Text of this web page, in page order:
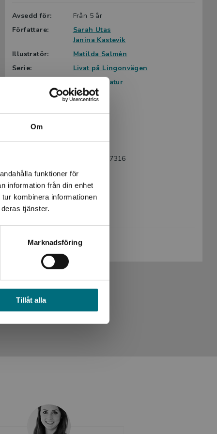
Om
funktioner för
information från din enhet
kombinera informationen
tjänster.
Marknadsföring
Tillåt alla
Avsedd för:
Från 5 år
Författare:
Sarah Utas
Janina Kastevik
Illustratör:
Matilda Salmén
Serie:
Livat på Lingonvägen
Djur och natur
Humor
Vänskap
Språk:
Svenska
Lättlästnivå:
LIX:
8
9789179877316
Utgivningsår:
2022
Artikelnummer:
45534-01
Upplaga:
Första
Sidantal:
Köp- och leveransvillkor